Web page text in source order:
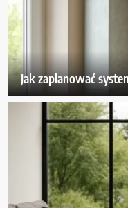
Jak zaplanować